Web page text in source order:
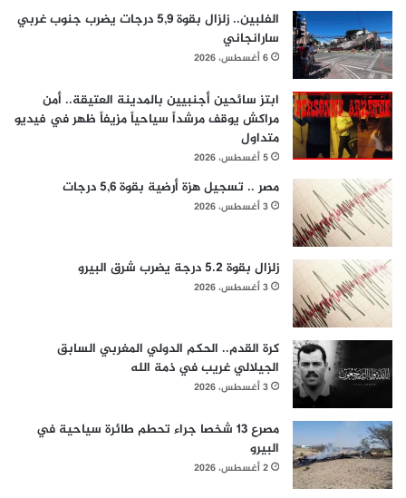
الفلبين.. زلزال بقوة 5,9 درجات يضرب جنوب غربي
سارانجاني
6 أغسطس، 2026
ابتز سائحين أجنبيين بالمدينة العتيقة.. أمن
مراكش يوقف مرشداً سياحياً مزيفاً ظهر في فيديو
متداول
5 أغسطس، 2026
مصر .. تسجيل هزة أرضية بقوة 5,6 درجات
3 أغسطس، 2026
زلزال بقوة 5.2 درجة يضرب شرق البيرو
3 أغسطس، 2026
كرة القدم.. الحكم الدولي المغربي السابق
الجيلالي غريب في ذمة الله
3 أغسطس، 2026
مصرع 13 شخصا جراء تحطم طائرة سياحية في
البيرو
2 أغسطس، 2026